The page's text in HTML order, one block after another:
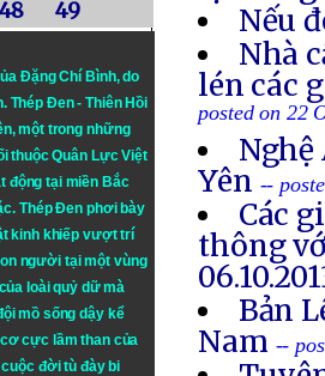
48 49
Đặng Chí Bình, do
Thép Đen- Thiên Hồi
một trong những
thuộc Quân Lực Việt
động tại miền Bắc
Thép Đen phơi bày
kinh khiếp vượt trí
người tại một vùng
loài quỷ dữ mà
mồ sống dậy kể
cực lầm than của
đời tù đày bi
Nếu
Nhà
lén các
posted on 22
Nghệ
Yên --
Các
thông
Bản
Nam --